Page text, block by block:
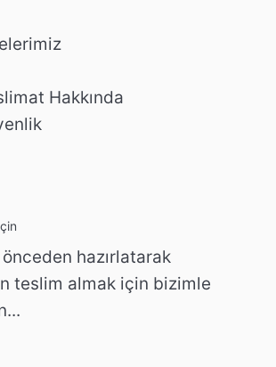
Hakkında
hazırlatarak
teslim almak için bizimle